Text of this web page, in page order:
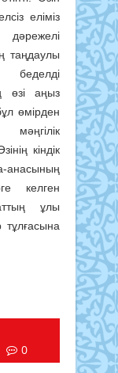
еліміз
таңдаулы
беделді
өзі аңыз
өмірден
кіндік
анасының
келген
ұлы
тұлғасына
0